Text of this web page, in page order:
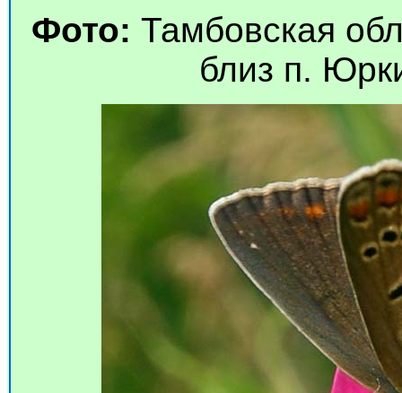
Фото: Тамбовская
близ п.